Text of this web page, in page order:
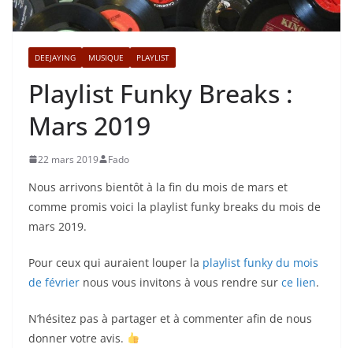
DEEJAYING MUSIQUE PLAYLIST
Playlist Funky Breaks :
Mars 2019
22 mars 2019 Fado
Nous arrivons bientôt à la fin du mois de mars et
comme promis voici la playlist funky breaks du mois de
mars 2019.
Pour ceux qui auraient louper la playlist funky du mois
de février nous vous invitons à vous rendre sur ce lien.
N’hésitez pas à partager et à commenter afin de nous
donner votre avis.